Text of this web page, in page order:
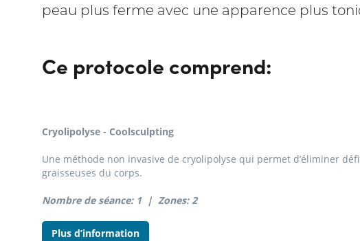
peau plus ferme avec une apparence plus
Ce protocole comprend:
Cryolipolyse - Coolsculpting
Une méthode non invasive de cryolipolyse qui permet d’éliminer
graisseuses du corps.
Nombre de séance: 1 | Zones: 2
Plus d’information